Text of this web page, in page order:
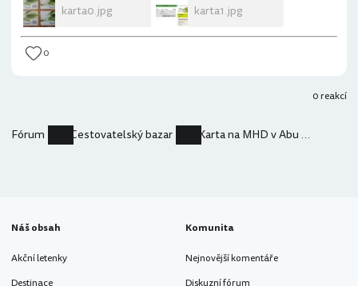
karta0.jpg karta1.jpg
0
0 reakcí
Fórum Cestovatelský bazar Karta na MHD v Abu Dhabi - 4ks Hafilat Card v hodnotě 320 Kč
Náš obsah
Akční letenky
Destinace
Komunita
Nejnovější komentáře
Diskuzní fórum